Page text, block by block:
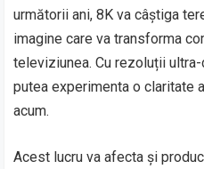
următorii ani, 8K va câștiga
imagine care va transforma
televiziunea. Cu rezoluții
putea experimenta o claritate
acum.
Acest lucru va afecta și